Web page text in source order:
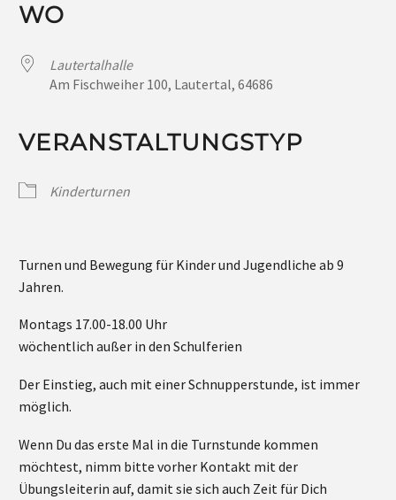
WO
Lautertalhalle
Am Fischweiher 100, Lautertal, 64686
VERANSTALTUNGSTYP
Kinderturnen
Turnen und Bewegung für Kinder und Jugendliche ab 9
Jahren.
Montags 17.00-18.00 Uhr
wöchentlich außer in den Schulferien
Der Einstieg, auch mit einer Schnupperstunde, ist immer
möglich.
Wenn Du das erste Mal in die Turnstunde kommen
möchtest, nimm bitte vorher Kontakt mit der
Übungsleiterin auf, damit sie sich auch Zeit für Dich